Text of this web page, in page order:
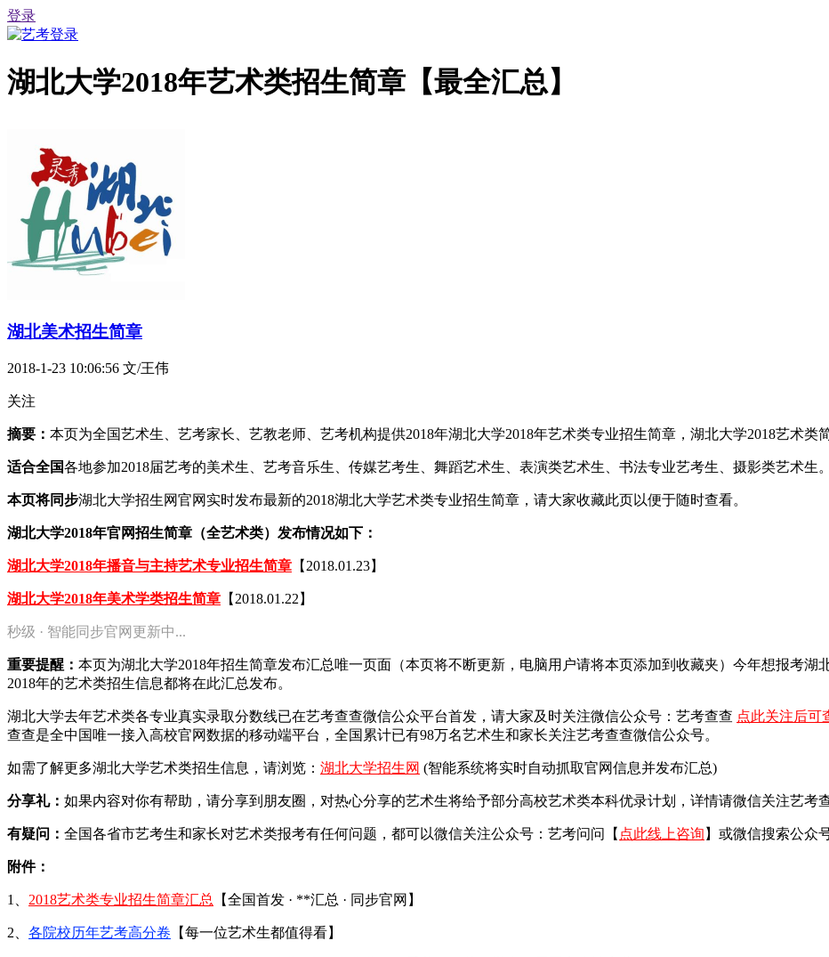
登录
湖北大学2018年艺术类招生简章【最全汇总】
湖北美术招生简章
2018-1-23 10:06:56 文/王伟
关注
摘要： 本页为全国艺术生、艺考家长、艺教老师、艺考机构提供2018年湖北大学2018年艺术类专业招生简章，湖北大学2018艺术类
适合全国各地参加2018届艺考的美术生、艺考音乐生、传媒艺考生、舞蹈艺术生、表演类艺术生、书法专业艺考生、摄影类艺术生。
本页将同步湖北大学招生网官网实时发布最新的2018湖北大学艺术类专业招生简章，请大家收藏此页以便于随时查看。
湖北大学2018年官网招生简章（全艺术类）发布情况如下：
湖北大学2018年播音与主持艺术专业招生简章 【2018.01.23】
湖北大学2018年美术学类招生简章 【2018.01.22】
秒级 · 智能同步官网更新中...
重要提醒： 本页为湖北大学2018年招生简章发布汇总唯一页面（本页将不断更新，电脑用户请将本页添加到收藏夹）今年想报考
2018年的艺术类招生信息都将在此汇总发布。
湖北大学去年艺术类各专业真实录取分数线已在艺考查查微信公众平台首发， 请大家及时关注微信公众号：艺考查查 点此关注后可
查查是全中国唯一接入高校官网数据的移动端平台，全国累计已有98万名艺术生和家长关注艺考查查微信公众号。
如需了解更多湖北大学艺术类招生信息，请浏览： 湖北大学招生网 (智能系统将实时自动抓取官网信息并发布汇总)
分享礼： 如果内容对你有帮助，请分享到朋友圈，对热心分享的艺术生将给予部分高校艺术类本科优录计划，详情请微信关注艺考
有疑问： 全国各省市艺考生和家长对艺术类报考有任何问题，都可以微信关注公众号：艺考问问【 点此线上咨询 】或微信搜索公众
附件：
1、 2018艺术类专业招生简章汇总 【全国首发 · **汇总 · 同步官网】
2、 各院校历年艺考高分卷 【每一位艺术生都值得看】